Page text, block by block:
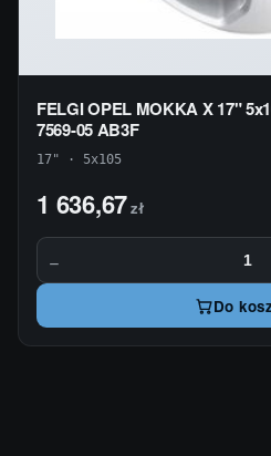
FELGI OPEL MOKKA X 17"
7569-05 AB3F
17" · 5x105
1 636,67zł
−
Do